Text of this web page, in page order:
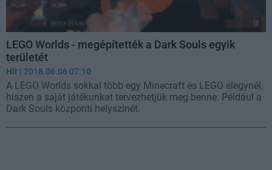
LEGO Worlds - megépítették a Dark Souls egyik
területét
Hír | 2018.06.06 07:10
A LEGO Worlds sokkal több egy Minecraft és LEGO elegynél,
hiszen a saját játékunkat tervezhetjük meg benne. Például a
Dark Souls központi helyszínét.